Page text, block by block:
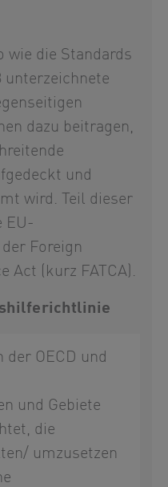
wie die Standards
unterzeichnete
dazu beitragen,
und
wird. Teil dieser
EU-
Foreign
Act (kurz FATCA).
der OECD und
und Gebiete
die
umzusetzen